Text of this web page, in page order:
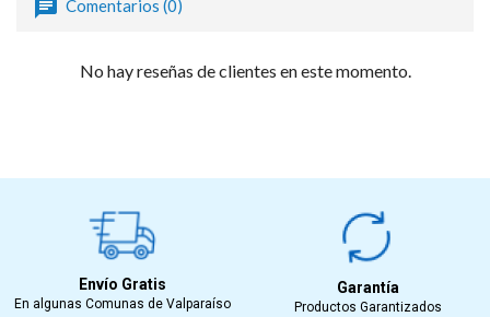
Comentarios (0)
No hay reseñas de clientes en este momento.
Envío Gratis
En algunas Comunas de Valparaíso
Garantía
Productos Garantizados